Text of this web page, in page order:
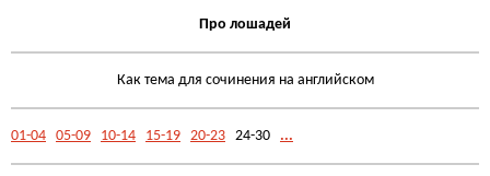
Про лошадей
Как тема для сочинения на английском
01-04 05-09 10-14 15-19 20-23 24-30 ...